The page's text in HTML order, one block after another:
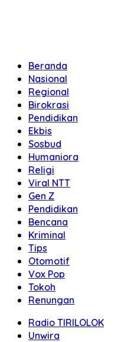
Beranda
Nasional
Regional
Birokrasi
Pendidikan
Ekbis
Sosbud
Humaniora
Religi
Viral NTT
Gen Z
Pendidikan
Bencana
Kriminal
Tips
Otomotif
Vox Pop
Tokoh
Renungan
Radio TIRILOLOK
Unwira